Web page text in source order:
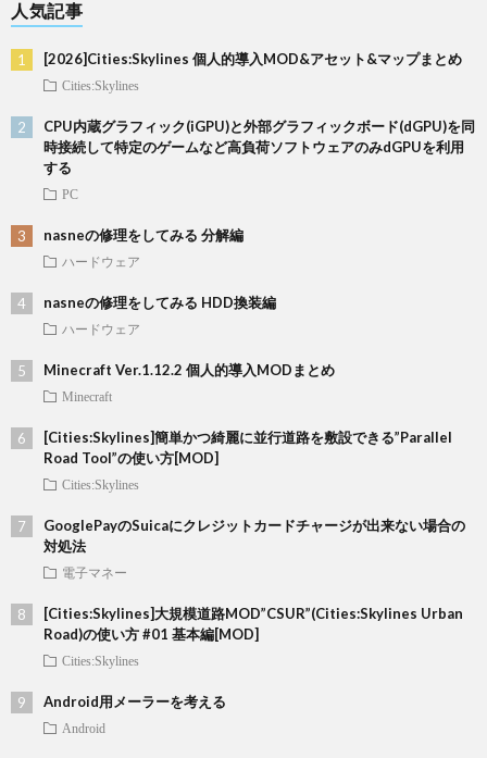
人気記事
[2026]Cities:Skylines 個人的導入MOD&アセット&マップまとめ
Cities:Skylines
CPU内蔵グラフィック(iGPU)と外部グラフィックボード(dGPU)を同
時接続して特定のゲームなど高負荷ソフトウェアのみdGPUを利用
する
PC
nasneの修理をしてみる 分解編
ハードウェア
nasneの修理をしてみる HDD換装編
ハードウェア
Minecraft Ver.1.12.2 個人的導入MODまとめ
Minecraft
[Cities:Skylines]簡単かつ綺麗に並行道路を敷設できる”Parallel
Road Tool”の使い方[MOD]
Cities:Skylines
GooglePayのSuicaにクレジットカードチャージが出来ない場合の
対処法
電子マネー
[Cities:Skylines]大規模道路MOD”CSUR”(Cities:Skylines Urban
Road)の使い方 #01 基本編[MOD]
Cities:Skylines
Android用メーラーを考える
Android